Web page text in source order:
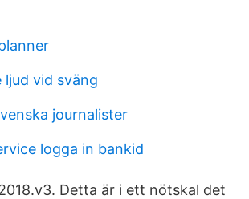
ljud vid sväng
journalister
logga in bankid
Detta är i ett nötskal det